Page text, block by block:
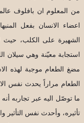
من المعلوم ان بافلوف
اعضاء الانسان بفعل
الشهيرة على الكلب، حيث
استجابة معيّنة وهي سيلان
مضغ الطعام موجبة لهذه
الطعام مراراً يحدث نفس
ما توصّل اليه عبر تجاربه
تأثيره، وأحدث نفس التأثير